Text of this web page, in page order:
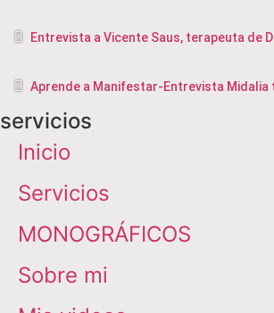
Aprende a Manifestar-Entrevista Midalia
servicios
Inicio
Servicios
MONOGRÁFICOS
Sobre mi